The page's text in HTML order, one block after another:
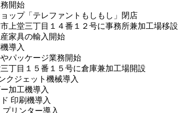
始
プ「テレファントもしもし」閉店
堂三丁目１４番１２号に事務所兼加工場移設
家具の輸入開始
導入
ージ業務開始
丁目１５番１５号に倉庫兼加工場開設
ジェット機械導入
加工機導入
印刷機導入
リンター導入